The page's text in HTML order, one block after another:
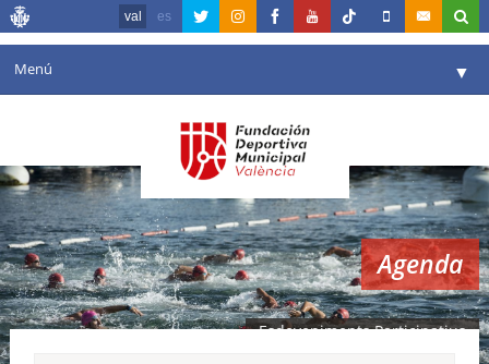
val es
Menú ▼
Agenda
Instal·lacions ▼
Comunicació ▼
València en esport ▼
Agenda
Esdeveniments Participatius